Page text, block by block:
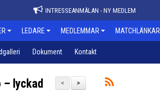
INTRESSEANMÄLAN - NY MEDLEM
LEDARE MEDLEMMAR MATCHLÄNKAR
Dokument Kontakt
>
<
lyckad